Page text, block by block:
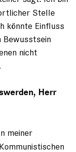
Stelle
könnte Einfluss
Bewusstsein
nicht
Herr
meiner